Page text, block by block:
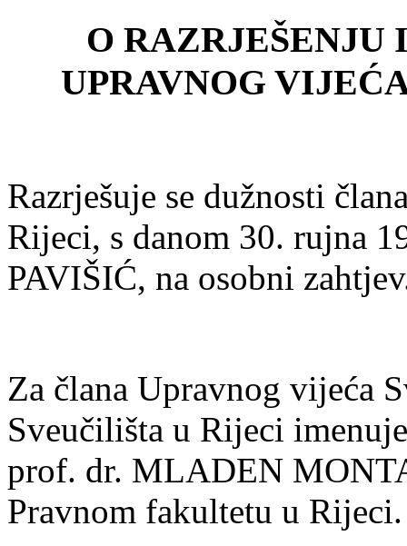
O
UPRAVNOG
Razrješuje se dužnosti
Rijeci, s danom 30. rujna
PAVIŠIĆ, na osobni
Za člana Upravnog vijeća
Sveučilišta u Rijeci
prof. dr. MLADEN
Pravnom fakultetu u Rijeci.